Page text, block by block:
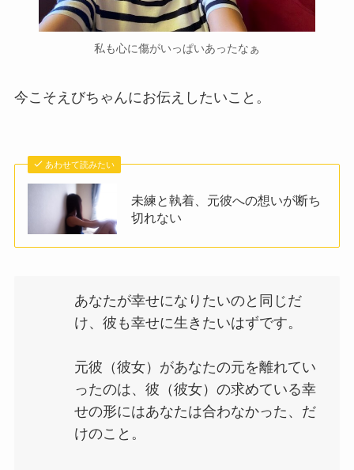
私も心に傷がいっぱいあったなぁ
今こそえびちゃんにお伝えしたいこと。
あわせて読みたい
未練と執着、元彼への想いが断ち
切れない
あなたが幸せになりたいのと同じだ
け、彼も幸せに生きたいはずです。
元彼（彼女）があなたの元を離れてい
ったのは、彼（彼女）の求めている幸
せの形にはあなたは合わなかった、だ
けのこと。